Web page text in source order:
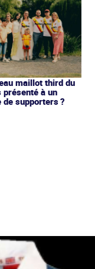
maillot third du
présenté à un
de supporters ?